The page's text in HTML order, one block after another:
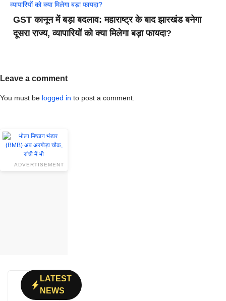
GST कानून में बड़ा बदलाव: महाराष्ट्र के बाद झारखंड बनेगा
दूसरा राज्य, व्यापारियों को क्या मिलेगा बड़ा फायदा?
Leave a comment
You must be logged in to post a comment.
ADVERTISEMENT
LATEST
NEWS